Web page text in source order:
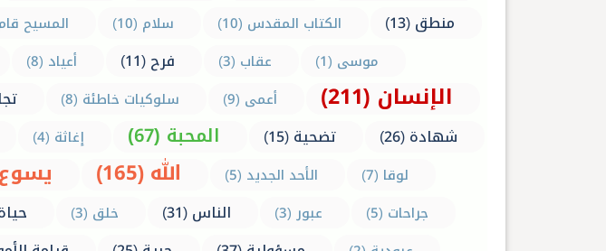
منطق (13)
الكتاب المقدس (10) سلام (10) المسيح قام
موسى (1) عقاب (3) فرح (11) أعياد (8)
الإنسان (211) أعمى (9) سلوكيات خاطئة (8)
شهادة (26)
تضحية (15) المحبة (67) إغاثة (4)
لوقا (7) الأحد الجديد (5) الله (165) يسوع
جراحات (5)
عبور (3) الناس (31) خلق (3) حياة